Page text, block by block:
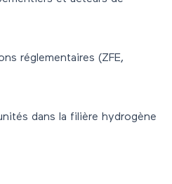
réglementaires (ZFE,
dans la filière hydrogène